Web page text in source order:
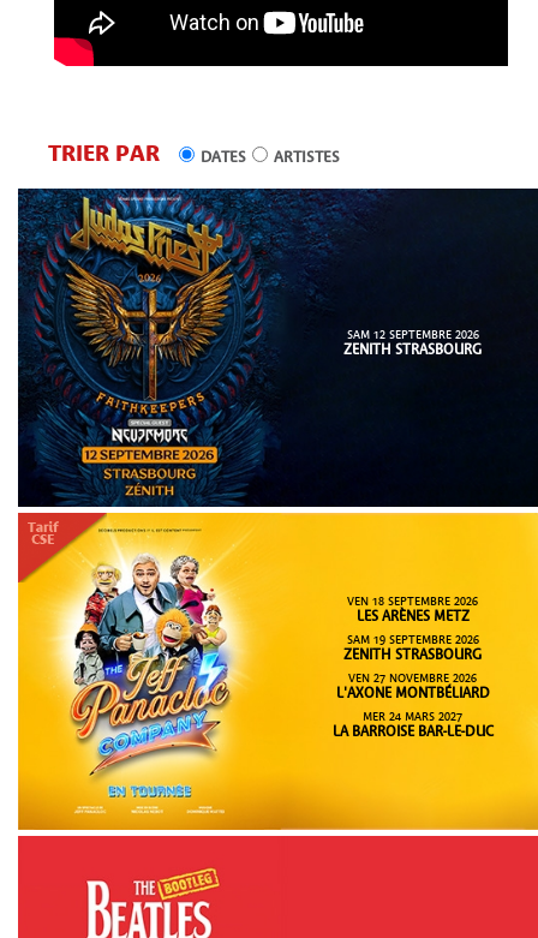
TRIER PAR DATES ARTISTES
SAM 12 SEPTEMBRE 2026
ZENITH STRASBOURG
VEN 18 SEPTEMBRE 2026
LES ARÈNES METZ
SAM 19 SEPTEMBRE 2026
ZENITH STRASBOURG
VEN 27 NOVEMBRE 2026
L'AXONE MONTBÉLIARD
MER 24 MARS 2027
LA BARROISE BAR-LE-DUC